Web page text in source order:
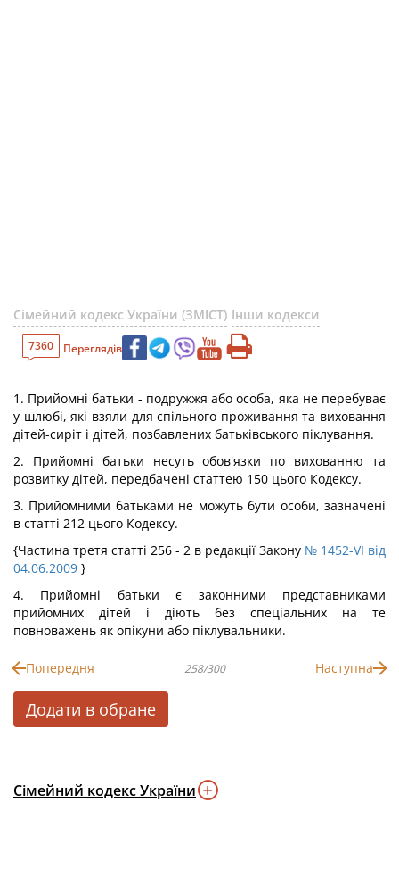
Сімейний кодекс України (ЗМІСТ) Інши кодекси
7360 Переглядів
1. Прийомні батьки - подружжя або особа, яка не перебуває
у шлюбі, які взяли для спільного проживання та виховання
дітей-сиріт і дітей, позбавлених батьківського піклування.
2. Прийомні батьки несуть обов'язки по вихованню та
розвитку дітей, передбачені статтею 150 цього Кодексу.
3. Прийомними батьками не можуть бути особи, зазначені
в статті 212 цього Кодексу.
{Частина третя статті 256 - 2 в редакції Закону № 1452-VI від
04.06.2009 }
4. Прийомні батьки є законними представниками
прийомних дітей і діють без спеціальних на те
повноважень як опікуни або піклувальники.
Попередня 258/300 Наступна
Додати в обране
Сімейний кодекс України